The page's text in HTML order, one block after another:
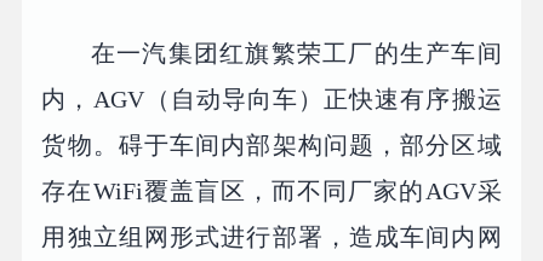
在一汽集团红旗繁荣工厂的生产车间
内，AGV（自动导向车）正快速有序搬运
货物。碍于车间内部架构问题，部分区域
存在WiFi覆盖盲区，而不同厂家的AGV采
用独立组网形式进行部署，造成车间内网